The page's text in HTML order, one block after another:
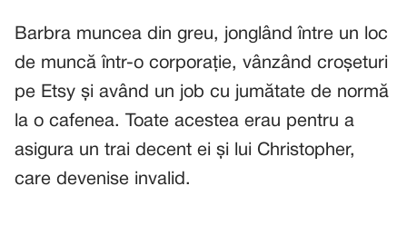
Barbra muncea din greu, jonglând între un loc
de muncă într-o corporație, vânzând croșeturi
pe Etsy și având un job cu jumătate de normă
la o cafenea. Toate acestea erau pentru a
asigura un trai decent ei și lui Christopher,
care devenise invalid.